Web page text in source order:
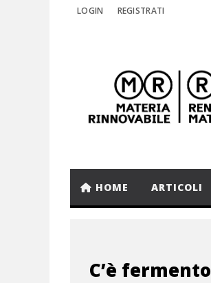
LOGIN REGISTRATI
HOME ARTICOLI
C’è